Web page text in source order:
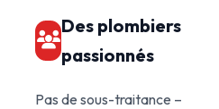
Des plombiers
passionnés
Pas de sous-traitance –